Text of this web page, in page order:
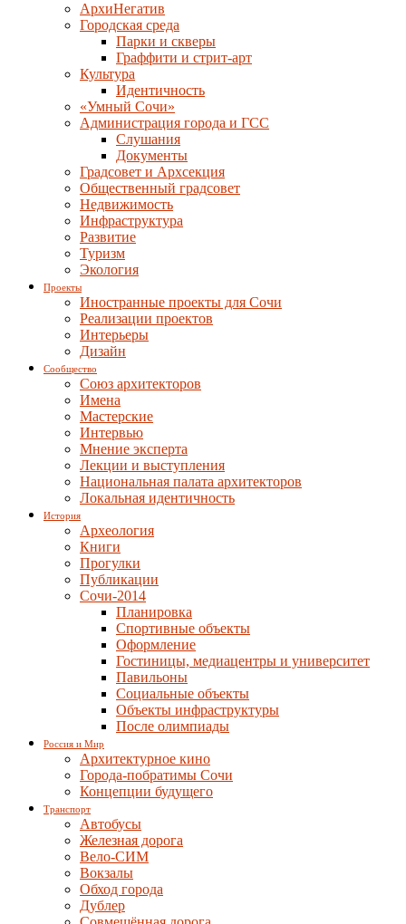
АрхиНегатив
Городская среда
Парки и скверы
Граффити и стрит-арт
Культура
Идентичность
«Умный Сочи»
Администрация города и ГСС
Слушания
Документы
Градсовет и Архсекция
Общественный градсовет
Недвижимость
Инфраструктура
Развитие
Туризм
Экология
Проекты
Иностранные проекты для Сочи
Реализации проектов
Интерьеры
Дизайн
Сообщество
Союз архитекторов
Имена
Мастерские
Интервью
Мнение эксперта
Лекции и выступления
Национальная палата архитекторов
Локальная идентичность
История
Археология
Книги
Прогулки
Публикации
Сочи-2014
Планировка
Спортивные объекты
Оформление
Гостиницы, медиацентры и университет
Павильоны
Социальные объекты
Объекты инфраструктуры
После олимпиады
Россия и Мир
Архитектурное кино
Города-побратимы Сочи
Концепции будущего
Транспорт
Автобусы
Железная дорога
Вело-СИМ
Вокзалы
Обход города
Дублер